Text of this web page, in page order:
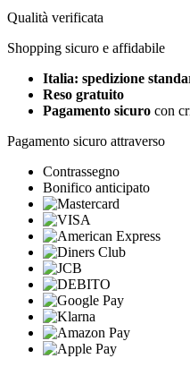
Qualità verificata
Shopping sicuro e affidabile
Italia: spedizione
Reso gratuito
Pagamento sicuro con
Pagamento sicuro attraverso
Contrassegno
Bonifico anticipato